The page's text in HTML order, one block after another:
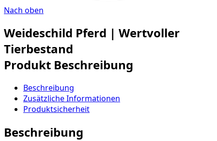
Nach oben
Weideschild Pferd | Wertvoller
Tierbestand
Produkt Beschreibung
Beschreibung
Zusätzliche Informationen
Produktsicherheit
Beschreibung